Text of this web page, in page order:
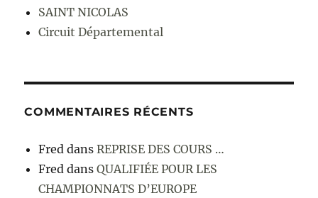
SAINT NICOLAS
Circuit Départemental
COMMENTAIRES RÉCENTS
Fred dansREPRISE DES COURS …
Fred dansQUALIFIÉE POUR LES
CHAMPIONNATS D’EUROPE